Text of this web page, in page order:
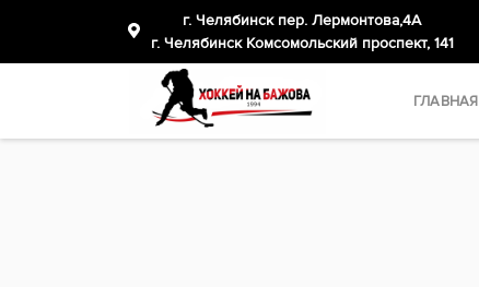
г. Челябинск пер. Лермонтова,4А
​г. Челябинск Комсомольский проспект, 141
ГЛАВНАЯ